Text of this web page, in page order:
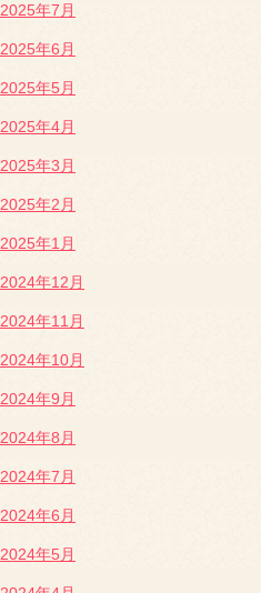
2025年7月
2025年6月
2025年5月
2025年4月
2025年3月
2025年2月
2025年1月
2024年12月
2024年11月
2024年10月
2024年9月
2024年8月
2024年7月
2024年6月
2024年5月